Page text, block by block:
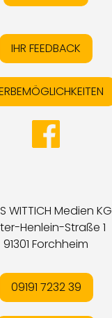
IHR FEEDBACK
WITTICH Medien KG
Henlein-Straße 1
91301 Forchheim
09191 7232 39